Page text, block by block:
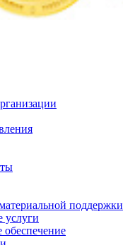
поддержки
услуги
обеспечение